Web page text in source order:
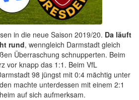
in die neue Saison 2019/20. Da läuft
rund, wenngleich Darmstadt gleich
Überraschung schnupperten. Beim
vor knapp das 1:1. Beim VfL
98 jüngst mit 0:4 mächtig unter
machte unterdessen mit einem 2:1
auf sich aufmerksam.